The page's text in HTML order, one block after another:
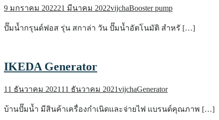
9 มกราคม 202221 มีนาคม 2022vijchaBooster pump
ปั๊มน้ำกรุนด์ฟอส รุ่น สกาล่า วัน ปั๊มน้ำอัตโนมัติ สำหรั […]
IKEDA Generator
11 ธันวาคม 2021 11 ธันวาคม 2021vijchaGenerator
บ้านปั๊มน้ำ มีสินค้าเครื่องกำเนิดและจ่ายไฟ แบรนด์คุณภาพ […]